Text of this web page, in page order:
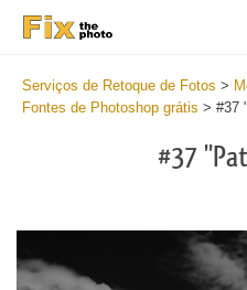
Serviços de Retoque de Fotos >
Fontes de Photoshop grátis > #37
#37